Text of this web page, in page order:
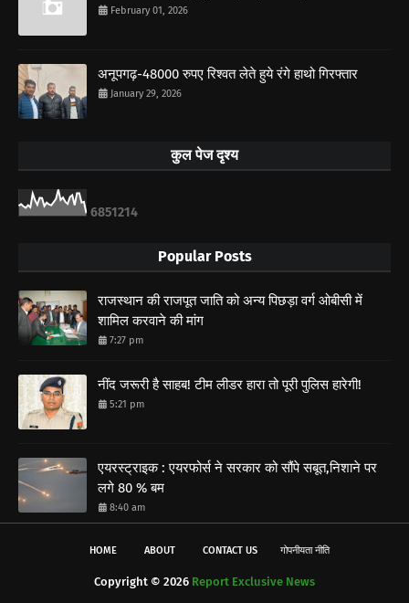
February 01, 2026
अनूपगढ़-48000 रुपए रिश्वत लेते हुये रंगे हाथो गिरफ्तार
January 29, 2026
कुल पेज दृश्य
6851214
Popular Posts
राजस्थान की राजपूत जाति को अन्य पिछड़ा वर्ग ओबीसी में
शामिल करवाने की मांग
7:27 pm
नींद जरूरी है साहब! टीम लीडर हारा तो पूरी पुलिस हारेगी!
5:21 pm
एयरस्ट्राइक : एयरफोर्स ने सरकार को सौंपे सबूत,निशाने पर
लगे 80 % बम
8:40 am
HOME ABOUT CONTACT US गोपनीयता नीति
Copyright © 2026 Report Exclusive News